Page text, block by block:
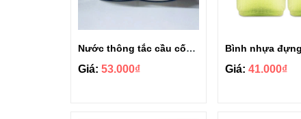
Nước thông tắc cầu cống siêu mạnh Sifa 1.4kg
Giá: 53.000₫ Giá:41.000₫